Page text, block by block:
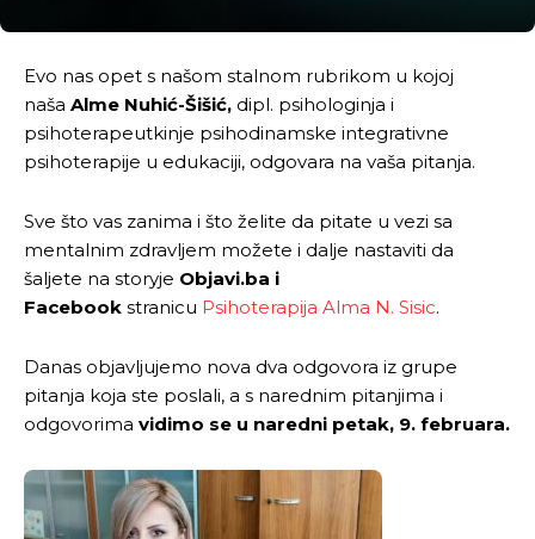
Evo nas opet s našom stalnom rubrikom u kojoj
naša Alme Nuhić-Šišić, dipl. psihologinja i
psihoterapeutkinje psihodinamske integrativne
psihoterapije u edukaciji, odgovara na vaša pitanja.
Sve što vas zanima i što želite da pitate u vezi sa
mentalnim zdravljem možete i dalje nastaviti da
šaljete na storyje Objavi.ba i
Facebook stranicu Psihoterapija Alma N. Sisic.
Danas objavljujemo nova dva odgovora iz grupe
pitanja koja ste poslali, a s narednim pitanjima i
odgovorima vidimo se u naredni petak, 9. februara.